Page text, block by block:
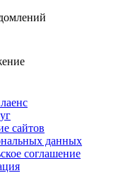
сайтов
данных
соглашение